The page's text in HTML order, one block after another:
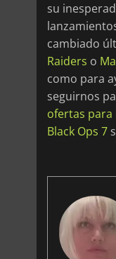
su
cambiado
Raiders o
como para
seguirnos
ofertas para
Black Ops 7